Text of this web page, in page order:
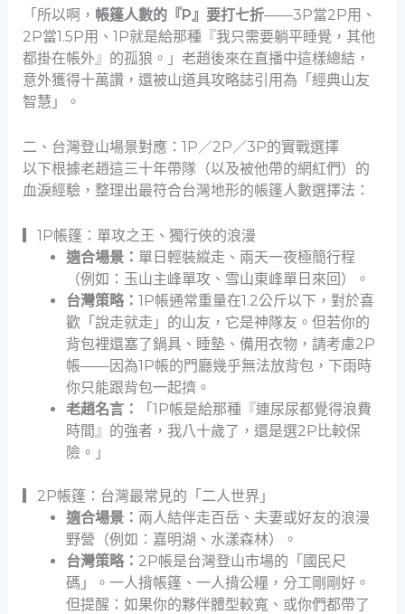
「所以啊， 帳篷人數的『P』要打七折——3P當2P用、
2P當1.5P用、1P就是給那種『我只需要躺平睡覺，其他
都掛在帳外』的孤狼。」老趙後來在直播中這樣總結，
意外獲得十萬讚，還被山道具攻略誌引用為「經典山友
智慧」。
二、台灣登山場景對應：1P／2P／3P的實戰選擇
以下根據老趙這三十年帶隊（以及被他帶的網紅們）的
血淚經驗，整理出最符合台灣地形的帳篷人數選擇法：
▎1P帳篷：單攻之王、獨行俠的浪漫
適合場景： 單日輕裝縱走、兩天一夜極簡行程
（例如：玉山主峰單攻、雪山東峰單日來回）。
台灣策略： 1P帳通常重量在1.2公斤以下，對於喜
歡「說走就走」的山友，它是神隊友。但若你的
背包裡還塞了鍋具、睡墊、備用衣物，請考慮2P
帳——因為1P帳的門廳幾乎無法放背包，下雨時
你只能跟背包一起擠。
老趙名言：
「1P帳是給那種『連尿尿都覺得浪費
時間』的強者，我八十歲了，還是選2P比較保
險。」
▎2P帳篷：台灣最常見的「二人世界」
適合場景： 兩人結伴走百岳、夫妻或好友的浪漫
野營（例如：嘉明湖、水漾森林）。
台灣策略： 2P帳是台灣登山市場的「國民尺
碼」。一人揹帳篷、一人揹公糧，分工剛剛好。
但提醒：如果你的夥伴體型較寬、或你們都帶了